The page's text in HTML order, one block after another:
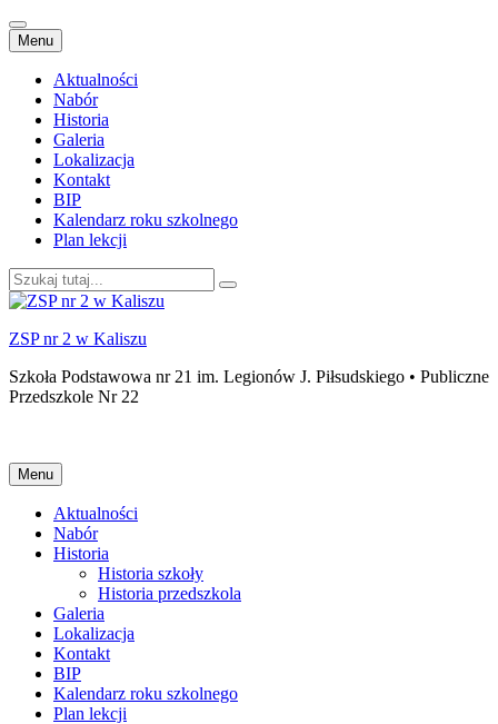
Menu Przejdź
do
treści
Aktualności
Nabór
Historia
Galeria
Lokalizacja
Kontakt
BIP
Kalendarz roku szkolnego
Plan lekcji
Szukaj:
ZSP nr 2 w Kaliszu
Szkoła Podstawowa nr 21 im. Legionów J. Piłsudskiego • Publiczne
Przedszkole Nr 22
Menu Przejdź
do
treści
Aktualności
Nabór
Historia
Historia szkoły
Historia przedszkola
Galeria
Lokalizacja
Kontakt
BIP
Kalendarz roku szkolnego
Plan lekcji